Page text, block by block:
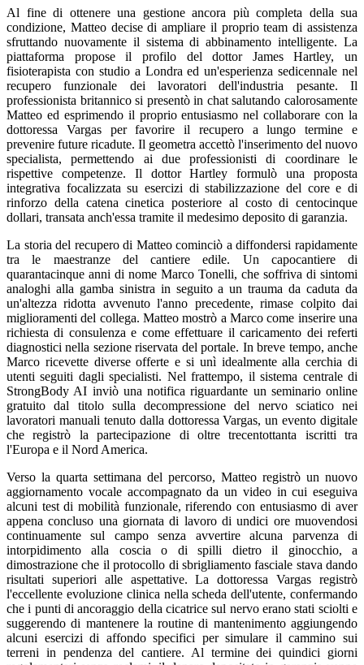
Al fine di ottenere una gestione ancora più completa della sua
condizione, Matteo decise di ampliare il proprio team di assistenza
sfruttando nuovamente il sistema di abbinamento intelligente. La
piattaforma propose il profilo del dottor James Hartley, un
fisioterapista con studio a Londra ed un'esperienza sedicennale nel
recupero funzionale dei lavoratori dell'industria pesante. Il
professionista britannico si presentò in chat salutando calorosamente
Matteo ed esprimendo il proprio entusiasmo nel collaborare con la
dottoressa Vargas per favorire il recupero a lungo termine e
prevenire future ricadute. Il geometra accettò l'inserimento del nuovo
specialista, permettendo ai due professionisti di coordinare le
rispettive competenze. Il dottor Hartley formulò una proposta
integrativa focalizzata su esercizi di stabilizzazione del core e di
rinforzo della catena cinetica posteriore al costo di centocinque
dollari, transata anch'essa tramite il medesimo deposito di garanzia.
La storia del recupero di Matteo cominciò a diffondersi rapidamente
tra le maestranze del cantiere edile. Un capocantiere di
quarantacinque anni di nome Marco Tonelli, che soffriva di sintomi
analoghi alla gamba sinistra in seguito a un trauma da caduta da
un'altezza ridotta avvenuto l'anno precedente, rimase colpito dai
miglioramenti del collega. Matteo mostrò a Marco come inserire una
richiesta di consulenza e come effettuare il caricamento dei referti
diagnostici nella sezione riservata del portale. In breve tempo, anche
Marco ricevette diverse offerte e si unì idealmente alla cerchia di
utenti seguiti dagli specialisti. Nel frattempo, il sistema centrale di
StrongBody AI inviò una notifica riguardante un seminario online
gratuito dal titolo sulla decompressione del nervo sciatico nei
lavoratori manuali tenuto dalla dottoressa Vargas, un evento digitale
che registrò la partecipazione di oltre trecentottanta iscritti tra
l'Europa e il Nord America.
Verso la quarta settimana del percorso, Matteo registrò un nuovo
aggiornamento vocale accompagnato da un video in cui eseguiva
alcuni test di mobilità funzionale, riferendo con entusiasmo di aver
appena concluso una giornata di lavoro di undici ore muovendosi
continuamente sul campo senza avvertire alcuna parvenza di
intorpidimento alla coscia o di spilli dietro il ginocchio, a
dimostrazione che il protocollo di sbrigliamento fasciale stava dando
risultati superiori alle aspettative. La dottoressa Vargas registrò
l'eccellente evoluzione clinica nella scheda dell'utente, confermando
che i punti di ancoraggio della cicatrice sul nervo erano stati sciolti e
suggerendo di mantenere la routine di mantenimento aggiungendo
alcuni esercizi di affondo specifici per simulare il cammino sui
terreni in pendenza del cantiere. Al termine dei quindici giorni